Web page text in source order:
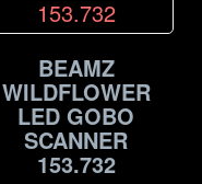
BEAMZ
WILDFLOWER
LED GOBO
SCANNER
153.732